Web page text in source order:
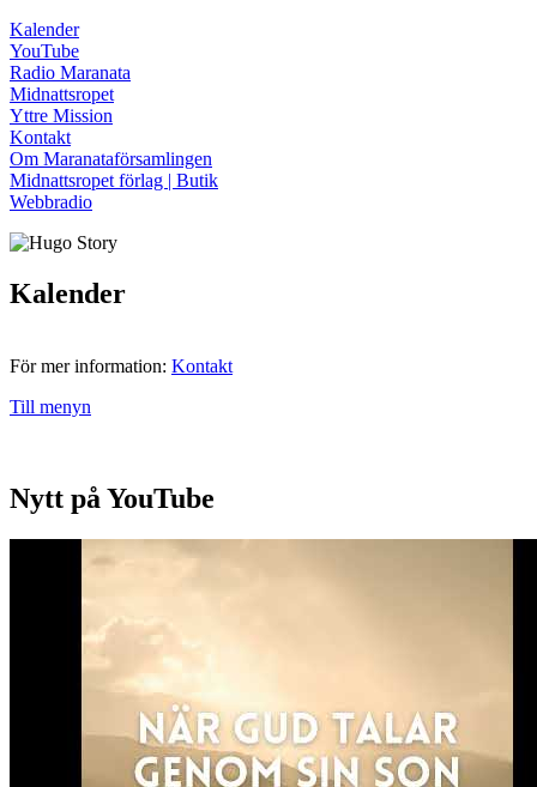
Kalender
YouTube
Radio Maranata
Midnattsropet
Yttre Mission
Kontakt
Om Maranataförsamlingen
Midnattsropet förlag | Butik
Webbradio
Kalender
För mer information: Kontakt
Till menyn
Nytt på YouTube